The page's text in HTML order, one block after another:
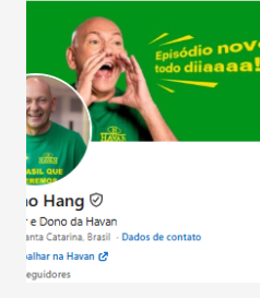
confraternizações de fim de
Salário para um número maior
país tem a menor taxa de
Ainda segundo a Pesquisa, em
bares e restaurantes
registraram equilíbrio
estabelecimentos no prejuízo
do observado no mês anterior.
novembro. Em relação a
cresceu. De acordo com a